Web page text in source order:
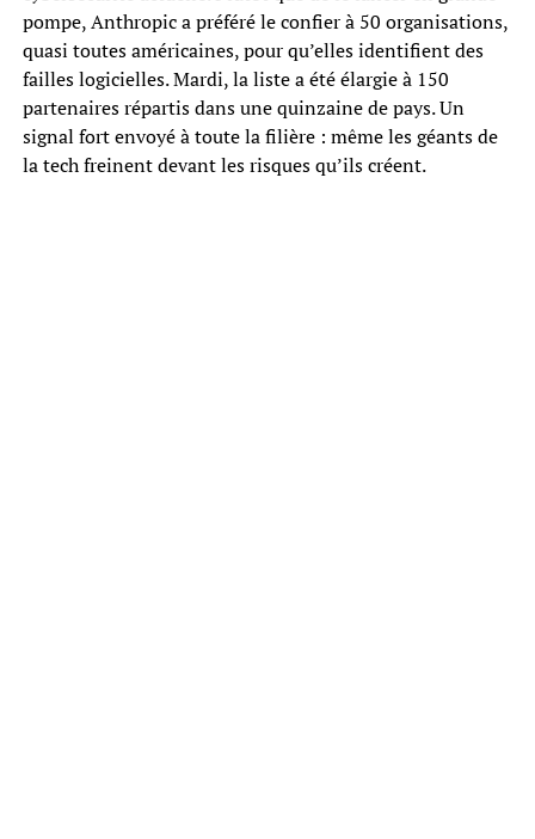
pompe, Anthropic a préféré le confier à 50 organisations,
quasi toutes américaines, pour qu’elles identifient des
failles logicielles. Mardi, la liste a été élargie à 150
partenaires répartis dans une quinzaine de pays. Un
signal fort envoyé à toute la filière : même les géants de
la tech freinent devant les risques qu’ils créent.